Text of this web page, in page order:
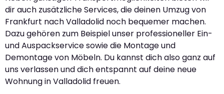
dir auch zusätzliche Services, die deinen Umzug von
Frankfurt nach Valladolid noch bequemer machen.
Dazu gehören zum Beispiel unser professioneller Ein-
und Auspackservice sowie die Montage und
Demontage von Möbeln. Du kannst dich also ganz auf
uns verlassen und dich entspannt auf deine neue
Wohnung in Valladolid freuen.